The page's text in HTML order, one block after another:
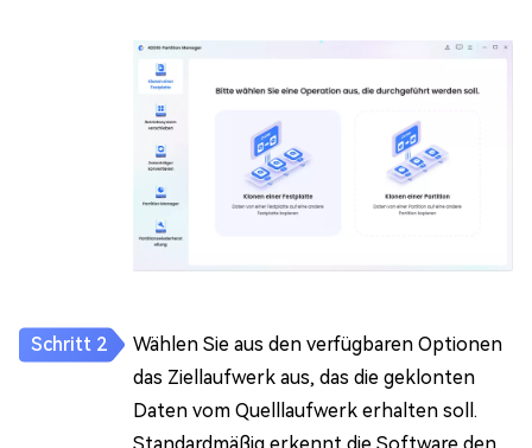
Wählen Sie aus den verfügbaren Optionen
das Ziellaufwerk aus, das die geklonten
Daten vom Quelllaufwerk erhalten soll.